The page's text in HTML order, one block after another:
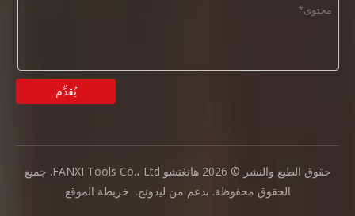
يُقدِّم
حقوق الطبع والنشر © 2026
هانغتشو FANXI Tools Co.، Ltd. جميع
الحقوق محفوظة. بدعم من ليدونج. خريطة الموقع